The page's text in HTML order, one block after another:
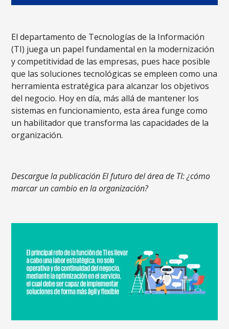
El departamento de Tecnologías de la Información
(TI) juega un papel fundamental en la modernización
y competitividad de las empresas, pues hace posible
que las soluciones tecnológicas se empleen como una
herramienta estratégica para alcanzar los objetivos
del negocio. Hoy en día, más allá de mantener los
sistemas en funcionamiento, esta área funge como
un habilitador que transforma las capacidades de la
organización.
Descargue la publicación El futuro del área de TI: ¿cómo
marcar un cambio en la organización?